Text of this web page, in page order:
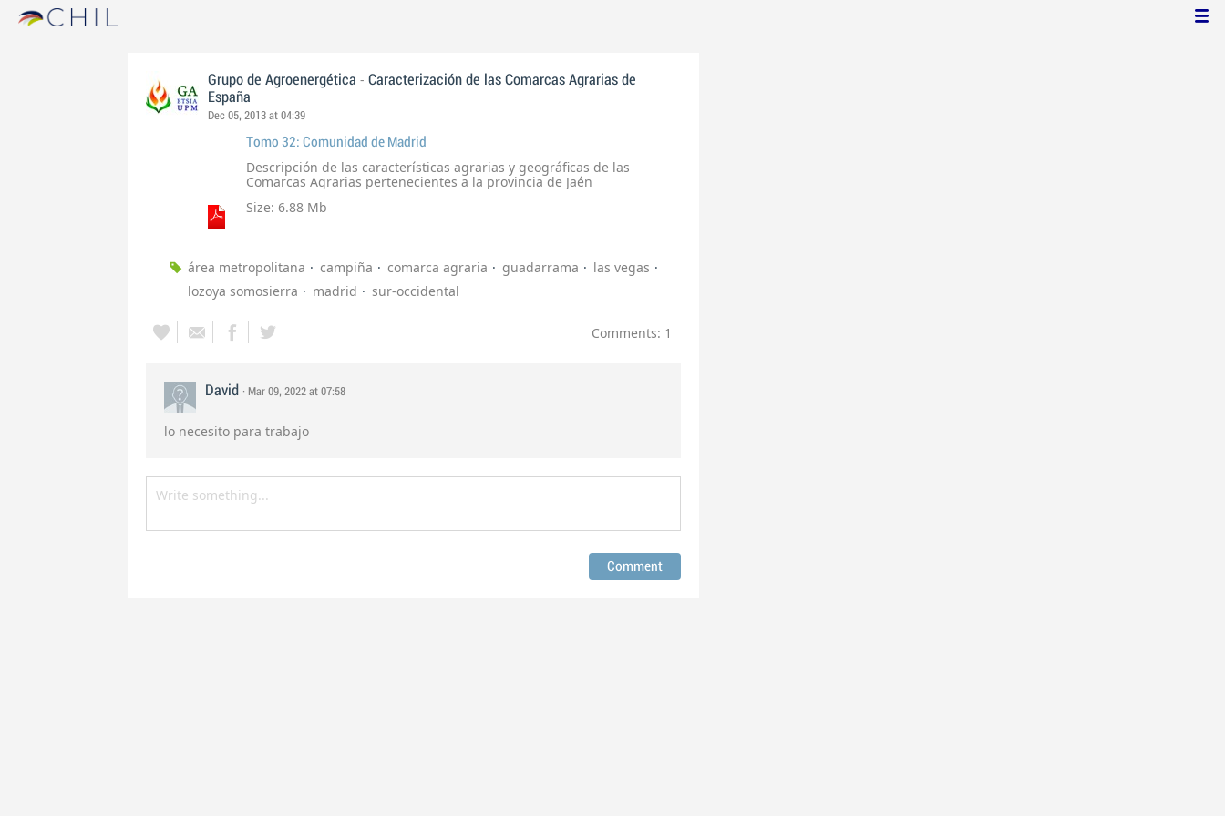
Grupo de Agroenergética - Caracterización de las Comarcas Agrarias de
España
Dec 05, 2013 at 04:39
Tomo 32: Comunidad de Madrid
Descripción de las características agrarias y geográficas de las
Comarcas Agrarias pertenecientes a la provincia de Jaén
Size: 6.88 Mb
área metropolitana campiña comarca agraria guadarrama
las vegas
lozoya somosierra
madrid sur-occidental
Comments: 1
David · Mar 09, 2022 at 07:58
lo necesito para trabajo